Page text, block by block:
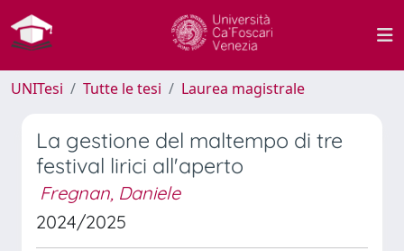
UNITesi Tutte le tesi Laurea magistrale
La gestione del maltempo di tre
festival lirici all'aperto
Fregnan, Daniele
2024/2025